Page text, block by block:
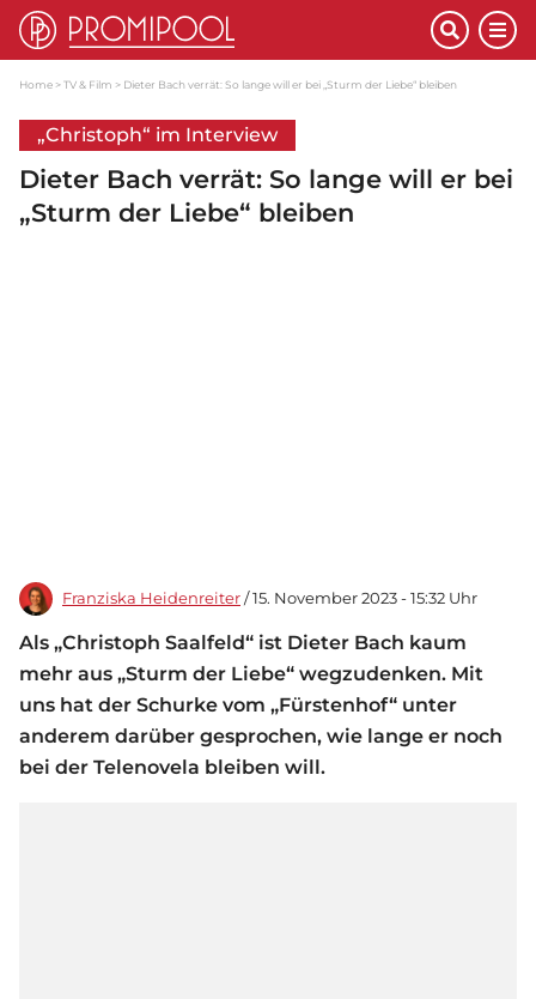
Home TV & Film Dieter Bach verrät: So lange will er bei „Sturm der Liebe“ bleiben
„Christoph“ im Interview
Dieter Bach verrät: So lange will er bei
„Sturm der Liebe“ bleiben
Franziska Heidenreiter / 15. November 2023 - 15:32 Uhr
Als „Christoph Saalfeld“ ist Dieter Bach kaum
mehr aus „Sturm der Liebe“ wegzudenken. Mit
uns hat der Schurke vom „Fürstenhof“ unter
anderem darüber gesprochen, wie lange er noch
bei der Telenovela bleiben will.